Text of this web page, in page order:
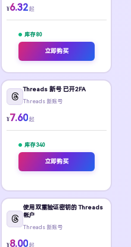
¥6.32 起
库存 80
立即购买
Threads 新号 已开2FA
Threads 新账号
¥7.60 起
库存 340
立即购买
使用双重验证密钥的 Threads
帐户
Threads 新账号
¥8.00 起